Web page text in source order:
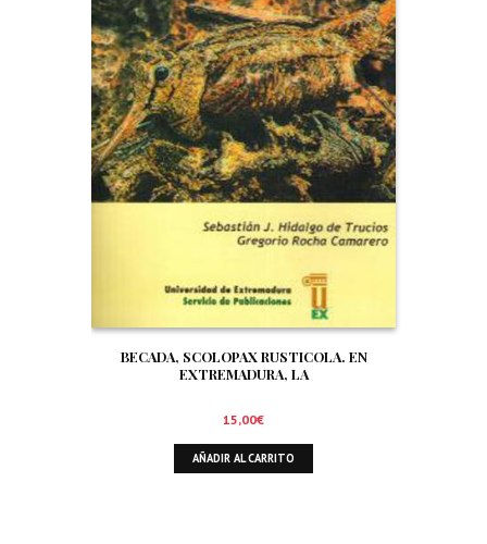
BECADA, SCOLOPAX RUSTICOLA. EN
EXTREMADURA, LA
15,00€
AÑADIR AL CARRITO